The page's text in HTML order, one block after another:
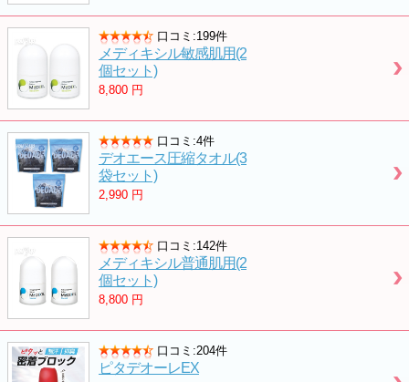
口コミ:199件
メディキシル敏感肌用(2
個セット)
8,800 円
口コミ:4件
デオエース圧縮タオル(3
袋セット)
2,990 円
口コミ:142件
メディキシル普通肌用(2
個セット)
8,800 円
口コミ:204件
ピタデオーレEX